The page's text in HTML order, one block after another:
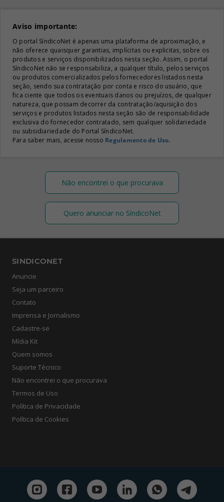
Aviso importante:
O portal SíndicoNet é apenas uma plataforma de aproximação, e
não oferece quaisquer garantias, implícitas ou explicitas, sobre os
produtos e serviços disponibilizados nesta seção. Assim, o portal
SíndicoNet não se responsabiliza, a qualquer título, pelos serviços
ou produtos comercializados pelos fornecedores listados nesta
seção, sendo sua contratação por conta e risco do usuário, que
fica ciente que todos os eventuais danos ou prejuízos, de qualquer
natureza, que possam decorrer da contratação/aquisição dos
serviços e produtos listados nesta seção são de responsabilidade
exclusiva do fornecedor contratado, sem qualquer solidariedade
ou subsidiariedade do Portal SíndicoNet.
Para saber mais, acesse nosso Regulamento de Uso.
Não encontrei o que procurava
Quero anunciar no SíndicoNet
SINDICONET
Anuncie
Seja um parceiro
Contato
Imprensa e Jornalismo
Cadastre-se
Mídia Kit
Quem somos
Suporte Técnico
Não encontrei o que procurava
Termos de Uso
Política de Privacidade
Política de Cookies